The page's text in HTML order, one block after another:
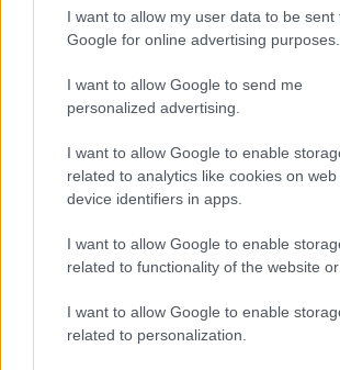
I want to allow my user data to be sent
Google for online advertising purposes.
I want to allow Google to send me
personalized advertising.
I want to allow Google to enable
related to analytics like cookies on
device identifiers in apps.
I want to allow Google to enable
related to functionality of the website or
I want to allow Google to enable
related to personalization.
LEGFRISSEBB
Országos hírek
Megérkezett az eső a
Paks II.: Mit jelent az
mérföldköve a